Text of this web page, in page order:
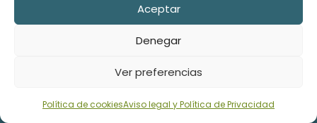
Aceptar
Denegar
Ver preferencias
Política de cookiesAviso legal y Política de Privacidad
email: rebecaiglesias@emocionantementevivo.com
Aviso legal y Política de Privacidad
Rebeca Iglesias | EmocioAnteMente vivo